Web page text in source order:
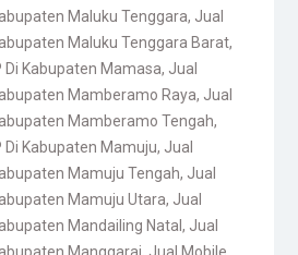
Maluku Tenggara, Jual
Maluku Tenggara Barat,
Di Kabupaten Mamasa, Jual
Mamberamo Raya, Jual
Mamberamo Tengah,
Di Kabupaten Mamuju, Jual
Mamuju Tengah, Jual
Mamuju Utara, Jual
Mandailing Natal , Jual